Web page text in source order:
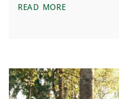
READ MOREON THE